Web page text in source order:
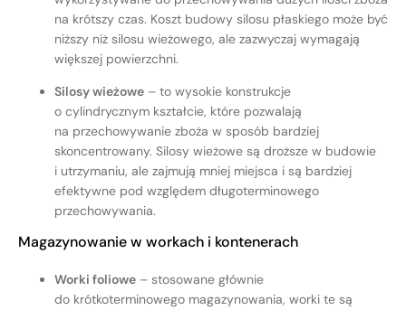
na krótszy czas. Koszt budowy silosu płaskiego może być
niższy niż silosu wieżowego, ale zazwyczaj wymagają
większej powierzchni.
Silosy wieżowe – to wysokie konstrukcje
o cylindrycznym kształcie, które pozwalają
na przechowywanie zboża w sposób bardziej
skoncentrowany. Silosy wieżowe są droższe w budowie
i utrzymaniu, ale zajmują mniej miejsca i są bardziej
efektywne pod względem długoterminowego
przechowywania.
Magazynowanie w workach i kontenerach
Worki foliowe – stosowane głównie
do krótkoterminowego magazynowania, worki te są